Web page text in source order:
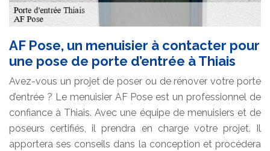
AF Pose, un menuisier à contacter pour
une pose de porte d’entrée à Thiais
Avez-vous un projet de poser ou de rénover votre porte
d’entrée ? Le menuisier AF Pose est un professionnel de
confiance à Thiais. Avec une équipe de menuisiers et de
poseurs certifiés, il prendra en charge votre projet. Il
apportera ses conseils dans la conception et procédera